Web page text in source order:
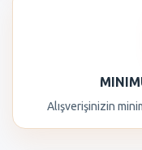
Alışverişinizin